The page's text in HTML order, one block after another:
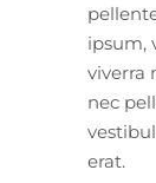
ipsum,
viverra
nec
erat.